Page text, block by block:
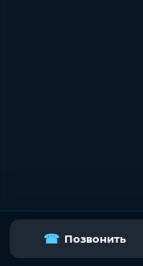
☎ Позвонить